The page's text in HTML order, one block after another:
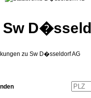
zu Sw D�sseldorf AG